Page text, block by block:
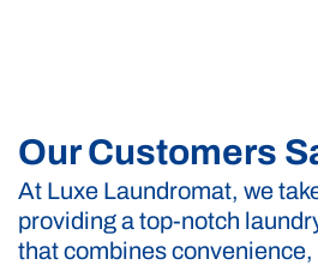
Our Customers
At Luxe Laundromat, we
providing a top-notch
that combines